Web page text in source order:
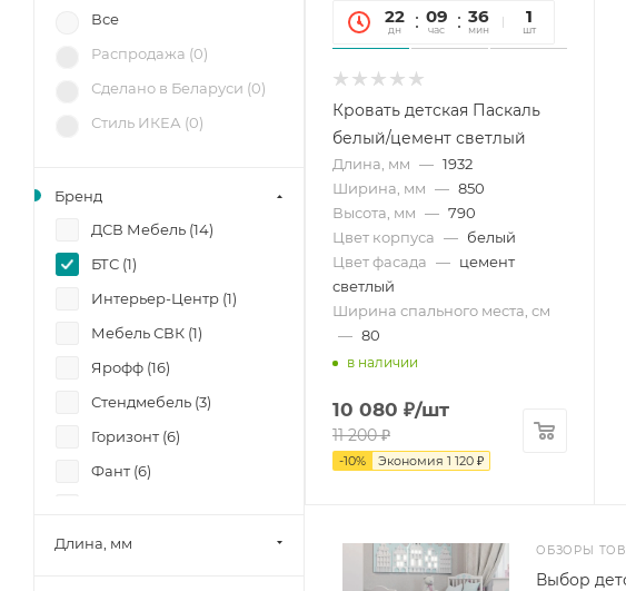
22
дн
09
час
36
мин
21
сек
1
шт
Кровать детская Паскаль
белый/цемент светлый
Длина, мм — 1932
Ширина, мм — 850
Высота, мм — 790
Цвет корпуса — белый
Цвет фасада — цемент
светлый
Ширина спального места, см
— 80
в наличии
10 080 ₽/шт
11 200₽
-10% Экономия 1 120 ₽
ОБЗОРЫ
Выбор
Все
Распродажа (0)
Сделано в Беларуси (0)
Стиль ИКЕА (0)
Бренд
ДСВ Мебель (14)
БТС (1)
Интерьер-Центр (1)
Мебель СВК (1)
Ярофф (16)
Стендмебель (3)
Горизонт (6)
Фант (6)
Лион (
Длина, мм